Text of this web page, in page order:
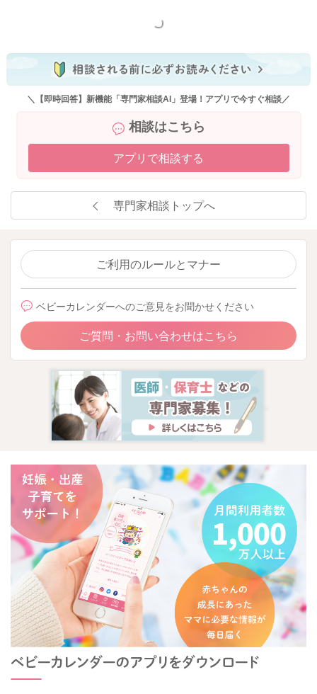
ご心配が残る時には、受診をなさってみてください。
2025/12/6 20:36
もっと見る
＼【即時回答】新機能「専門家相談AI」登場！アプリで今すぐ相談／
相談はこちら
アプリで相談する
専門家相談トップへ
ご利用のルールとマナー
ベビーカレンダーへのご意見をお聞かせください
ご質問・お問い合わせはこちら